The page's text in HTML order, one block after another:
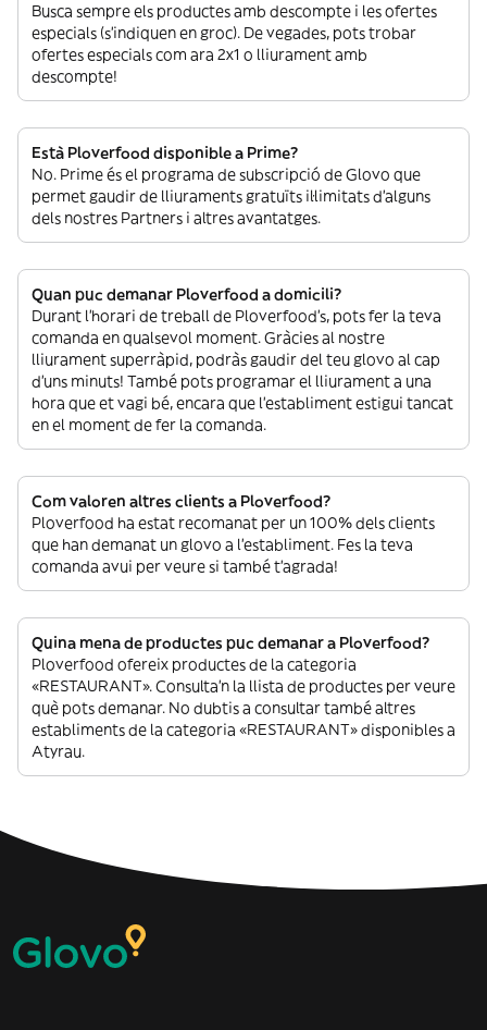
Busca sempre els productes amb descompte i les ofertes
especials (s’indiquen en groc). De vegades, pots trobar
ofertes especials com ara 2x1 o lliurament amb
descompte!
Està Ploverfood disponible a Prime?
No. Prime és el programa de subscripció de Glovo que
permet gaudir de lliuraments gratuïts il·limitats d’alguns
dels nostres Partners i altres avantatges.
Quan puc demanar Ploverfood a domicili?
Durant l’horari de treball de Ploverfood’s, pots fer la teva
comanda en qualsevol moment. Gràcies al nostre
lliurament superràpid, podràs gaudir del teu glovo al cap
d’uns minuts! També pots programar el lliurament a una
hora que et vagi bé, encara que l’establiment estigui tancat
en el moment de fer la comanda.
Com valoren altres clients a Ploverfood?
Ploverfood ha estat recomanat per un 100% dels clients
que han demanat un glovo a l’establiment. Fes la teva
comanda avui per veure si també t’agrada!
Quina mena de productes puc demanar a Ploverfood?
Ploverfood ofereix productes de la categoria
«RESTAURANT». Consulta’n la llista de productes per veure
què pots demanar. No dubtis a consultar també altres
establiments de la categoria «RESTAURANT» disponibles a
Atyrau.